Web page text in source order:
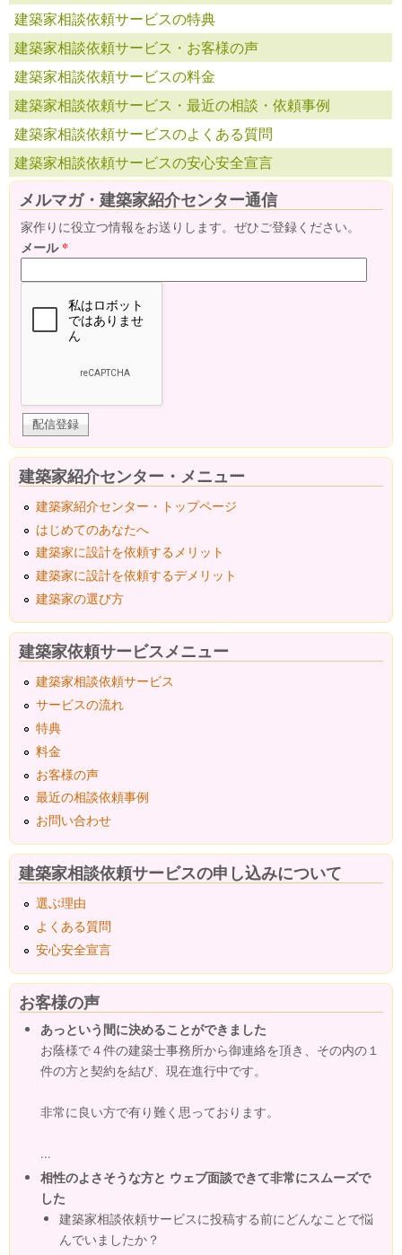
建築家相談依頼サービスの特典
建築家相談依頼サービス・お客様の声
建築家相談依頼サービスの料金
建築家相談依頼サービス・最近の相談・依頼事例
建築家相談依頼サービスのよくある質問
建築家相談依頼サービスの安心安全宣言
メルマガ・建築家紹介センター通信
家作りに役立つ情報をお送りします。ぜひご登録ください。
メール*
建築家紹介センター・メニュー
建築家紹介センター・トップページ
はじめてのあなたへ
建築家に設計を依頼するメリット
建築家に設計を依頼するデメリット
建築家の選び方
建築家依頼サービスメニュー
建築家相談依頼サービス
サービスの流れ
特典
料金
お客様の声
最近の相談依頼事例
お問い合わせ
建築家相談依頼サービスの申し込みについて
選ぶ理由
よくある質問
安心安全宣言
お客様の声
あっという間に決めることができました
お蔭様で４件の建築士事務所から御連絡を頂き、その内の１
件の方と契約を結び、現在進行中です。
非常に良い方で有り難く思っております。
...
相性のよさそうな方と ウェブ面談できて非常にスムーズで
した
建築家相談依頼サービスに投稿する前にどんなことで悩
んでいましたか？